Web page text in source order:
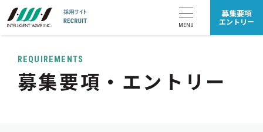
MENU
採用サイト TOP
募集要項
エントリー
REQUIREMENTS
募集要項・エントリー